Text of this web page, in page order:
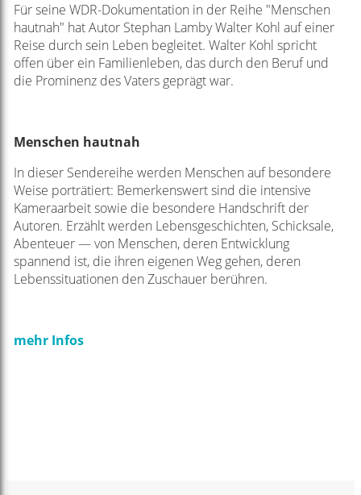
Für seine WDR-Dokumentation in der Reihe "Menschen
hautnah" hat Autor Stephan Lamby Walter Kohl auf einer
Reise durch sein Leben begleitet. Walter Kohl spricht
offen über ein Familienleben, das durch den Beruf und
die Prominenz des Vaters geprägt war.
Menschen hautnah
In dieser Sendereihe werden Menschen auf besondere
Weise porträtiert: Bemerkenswert sind die intensive
Kameraarbeit sowie die besondere Handschrift der
Autoren. Erzählt werden Lebensgeschichten, Schicksale,
Abenteuer — von Menschen, deren Entwicklung
spannend ist, die ihren eigenen Weg gehen, deren
Lebenssituationen den Zuschauer berühren.
mehr Infos